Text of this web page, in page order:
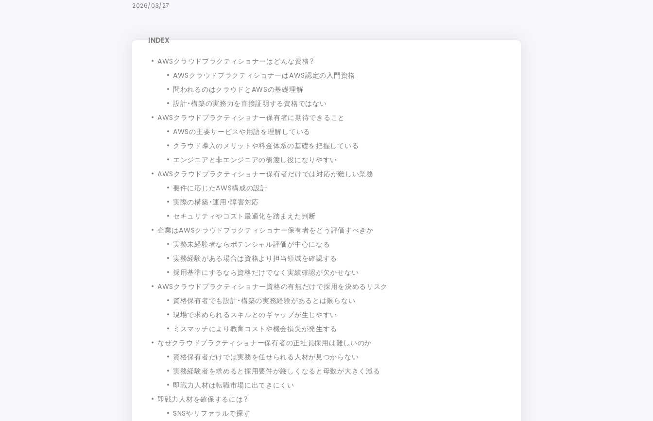
2026/03/27
INDEX
AWSクラウドプラクティショナーはどんな資格？
AWSクラウドプラクティショナーはAWS認定の入門資格
問われるのはクラウドとAWSの基礎理解
設計・構築の実務力を直接証明する資格ではない
AWSクラウドプラクティショナー保有者に期待できること
AWSの主要サービスや用語を理解している
クラウド導入のメリットや料金体系の基礎を把握している
エンジニアと非エンジニアの橋渡し役になりやすい
AWSクラウドプラクティショナー保有者だけでは対応が難しい業務
要件に応じたAWS構成の設計
実際の構築・運用・障害対応
セキュリティやコスト最適化を踏まえた判断
企業はAWSクラウドプラクティショナー保有者をどう評価すべきか
実務未経験者ならポテンシャル評価が中心になる
実務経験がある場合は資格より担当領域を確認する
採用基準にするなら資格だけでなく実績確認が欠かせない
AWSクラウドプラクティショナー資格の有無だけで採用を決めるリスク
資格保有者でも設計・構築の実務経験があるとは限らない
現場で求められるスキルとのギャップが生じやすい
ミスマッチにより教育コストや機会損失が発生する
なぜクラウドプラクティショナー保有者の正社員採用は難しいのか
資格保有者だけでは実務を任せられる人材が見つからない
実務経験者を求めると採用要件が厳しくなると母数が大きく減る
即戦力人材は転職市場に出てきにくい
即戦力人材を確保するには？
SNSやリファラルで探す